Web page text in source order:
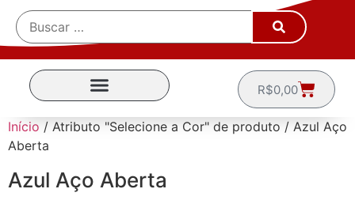
R$0,00
Início / Atributo "Selecione a Cor" de produto / Azul Aço
Aberta
Azul Aço Aberta